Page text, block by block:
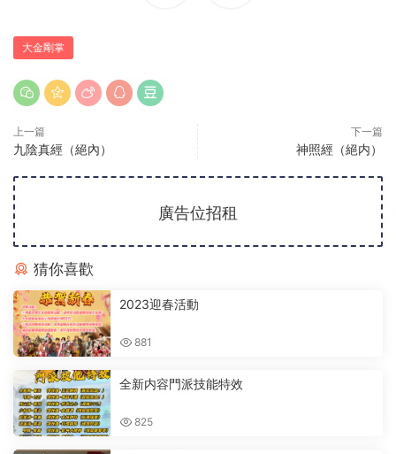
大金剛掌
上一篇
九陰真經（絕內）
下一篇
神照經（絕内）
廣告位招租
猜你喜歡
2023迎春活動
881
全新内容門派技能特效
825